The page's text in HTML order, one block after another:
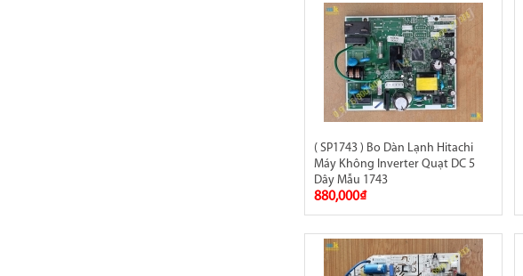
( SP1743 ) Bo Dàn Lạnh Hitachi
Máy Không Inverter Quạt DC 5
Dây Mẫu 1743
880,000₫